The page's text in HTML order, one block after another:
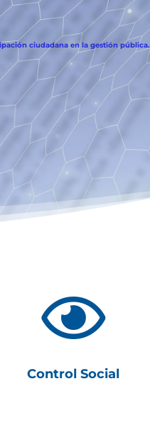
ciudadana en la gestión pública.

Control Social